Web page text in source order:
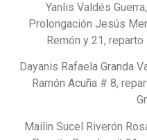
Yanlis Valdés
Prolongación Jesús
Remón y 21, reparto
Dayanis Rafaela Granda
Ramón Acuña # 8,
Mailin Sucel Riverón